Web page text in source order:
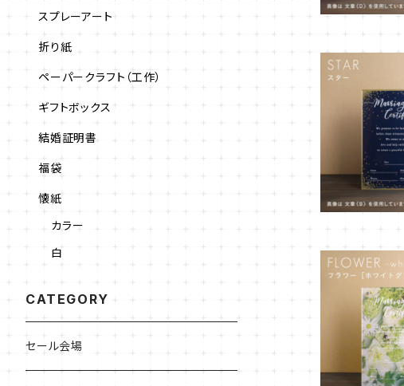
スプレーアート
折り紙
ペーパークラフト（工作）
ギフトボックス
結婚証明書
福袋
懐紙
カラー
白
CATEGORY
セール会場